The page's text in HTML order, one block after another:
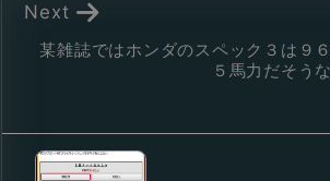
某雑誌ではホンダのスペック３は９６
５馬力だそうな
Next